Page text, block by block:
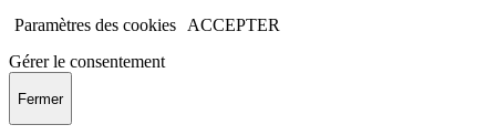
Paramètres des cookies ACCEPTER
Gérer le consentement
Fermer